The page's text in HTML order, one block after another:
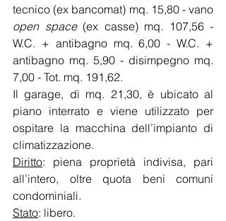
open space (ex casse) mq. 107,56 -
W.C. + antibagno mq. 6,00 - W.C. +
antibagno mq. 5,90 - disimpegno mq.
7,00 - Tot. mq. 191,62.
Il garage, di mq. 21,30, è ubicato al
piano interrato e viene utilizzato per
ospitare la macchina dell’impianto di
climatizzazione.
Diritto: piena proprietà indivisa, pari
all’intero, oltre quota beni comuni
condominiali.
Stato: libero.